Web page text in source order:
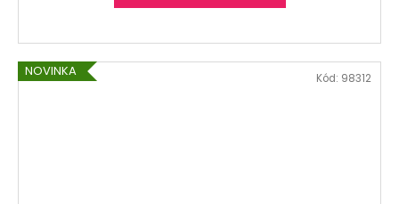
NOVINKA Kód: 98312